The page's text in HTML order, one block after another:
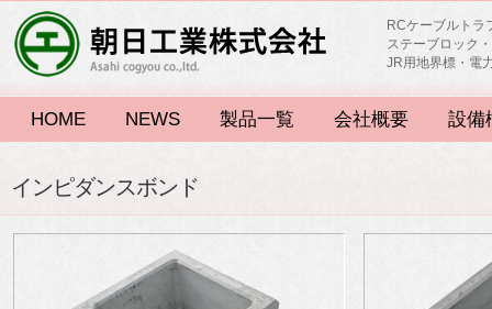
RCケーブルトラ
ステーブロック
JR用地界標・電
HOME NEWS 製品一覧 会社概要 設備
インピダンスボンド